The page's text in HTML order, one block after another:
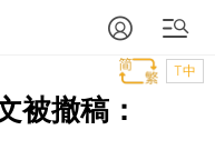
T中
被撤稿：